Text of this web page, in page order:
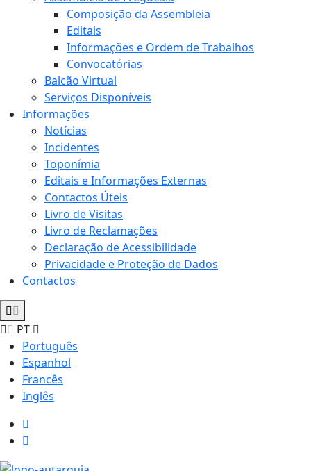
Composição da Assembleia
Editais
Informações e Ordem de Trabalhos
Convocatórias
Balcão Virtual
Serviços Disponíveis
Informações
Notícias
Incidentes
Toponímia
Editais e Informações Externas
Contactos Úteis
Livro de Visitas
Livro de Reclamações
Declaração de Acessibilidade
Privacidade e Proteção de Dados
Contactos
PT
Português
Espanhol
Francês
Inglês